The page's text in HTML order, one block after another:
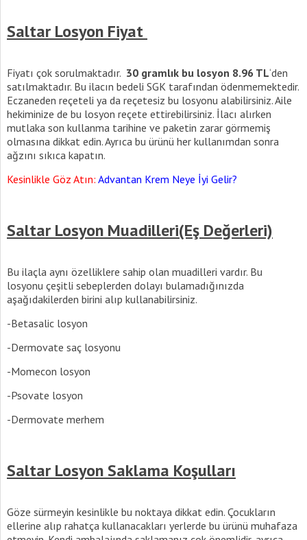
Saltar Losyon Fiyat
Fiyatı çok sorulmaktadır. 30 gramlık bu losyon 8.96 TL‘den
satılmaktadır. Bu ilacın bedeli SGK tarafından ödenmemektedir.
Eczaneden reçeteli ya da reçetesiz bu losyonu alabilirsiniz. Aile
hekiminize de bu losyon reçete ettirebilirsiniz. İlacı alırken
mutlaka son kullanma tarihine ve paketin zarar görmemiş
olmasına dikkat edin. Ayrıca bu ürünü her kullanımdan sonra
ağzını sıkıca kapatın.
Kesinlikle Göz Atın: Advantan Krem Neye İyi Gelir?
Saltar Losyon Muadilleri(Eş Değerleri)
Bu ilaçla aynı özelliklere sahip olan muadilleri vardır. Bu
losyonu çeşitli sebeplerden dolayı bulamadığınızda
aşağıdakilerden birini alıp kullanabilirsiniz.
-Betasalic losyon
-Dermovate saç losyonu
-Momecon losyon
-Psovate losyon
-Dermovate merhem
Saltar Losyon Saklama Koşulları
Göze sürmeyin kesinlikle bu noktaya dikkat edin. Çocukların
ellerine alıp rahatça kullanacakları yerlerde bu ürünü muhafaza